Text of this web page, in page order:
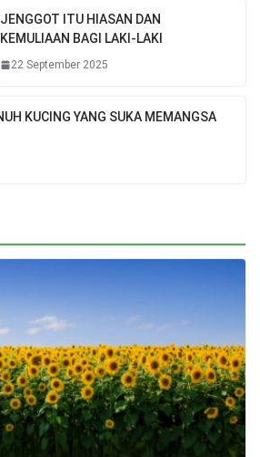
JENGGOT ITU HIASAN DAN
KEMULIAAN BAGI LAKI-LAKI
22 September 2025
KUCING YANG SUKA MEMANGSA